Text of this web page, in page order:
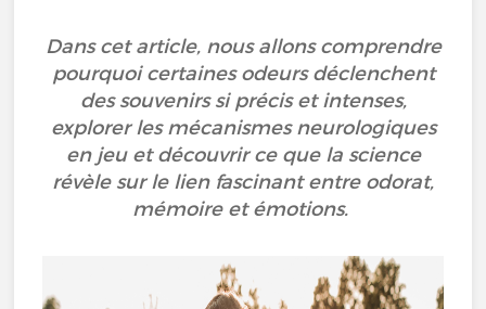
Dans cet article, nous allons comprendre
pourquoi certaines odeurs déclenchent
des souvenirs si précis et intenses,
explorer les mécanismes neurologiques
en jeu et découvrir ce que la science
révèle sur le lien fascinant entre odorat,
mémoire et émotions.